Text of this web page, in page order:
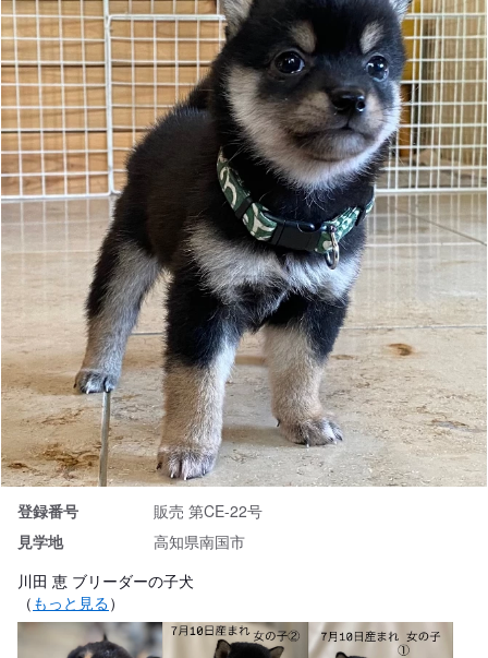
登録番号
販売 第CE-22号
見学地
高知県南国市
川田 恵 ブリーダーの子犬
（ もっと見る）